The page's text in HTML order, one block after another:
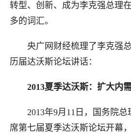
转型、创新、成为李克强总理
多的词汇。
央广网财经梳理了李克强总
历届达沃斯论坛讲话：
2013夏季达沃斯：扩大内
2013年9月11日，国务院总
席第七届夏季达沃斯论坛开幕